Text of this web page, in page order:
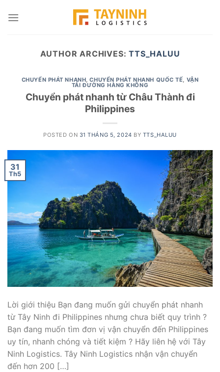
AUTHOR ARCHIVES:TTS_HALUU
CHUYỂN PHÁT NHANH,CHUYỂN PHÁT NHANH QUỐC TẾ, VẬN
TẢI ĐƯỜNG HÀNG KHÔNG
Chuyển phát nhanh từ Châu Thành đi
Philippines
POSTED ON 31 THÁNG 5, 2024 BY TTS_HALUU
31
Th5
Lời giới thiệu Bạn đang muốn gửi chuyển phát nhanh
từ Tây Ninh đi Philippines nhưng chưa biết quy trình ?
Bạn đang muốn tìm đơn vị vận chuyển đến Philippines
uy tín, nhanh chóng và tiết kiệm ? Hãy liên hệ với Tây
Ninh Logistics. Tây Ninh Logistics nhận vận chuyển
đến hơn 200 […]